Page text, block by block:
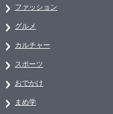
ファッション
グルメ
カルチャー
スポーツ
おでかけ
まめ学